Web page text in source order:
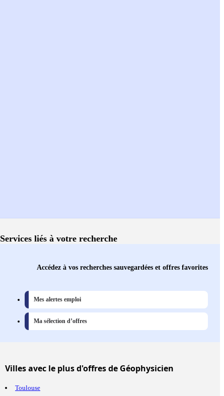
Services liés à votre recherche
Accédez à vos recherches sauvegardées et offres favorites
Mes alertes emploi
Ma sélection d’offres
Villesavec le plus d'offres de Géophysicien
Toulouse